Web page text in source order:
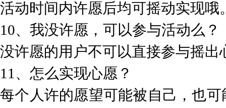
活动时间内许愿后均可摇动实现哦
10、我没许愿，可以参与活动么？
没许愿的用户不可以直接参与摇
11、怎么实现心愿？
每个人许的愿望可能被自己，也